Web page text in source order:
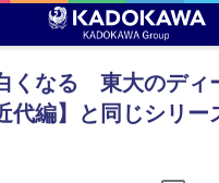
くなる 東大のディ
代編】と同じシリー